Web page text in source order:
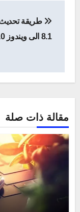
المقالات
طريقة تحديث
8.1 الى ويندوز 10
مقالة ذات صلة